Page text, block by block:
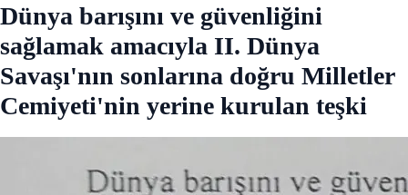
Dünya barışını ve güvenliğini
sağlamak amacıyla II. Dünya
Savaşı'nın sonlarına doğru Milletler
Cemiyeti'nin yerine kurulan teşki